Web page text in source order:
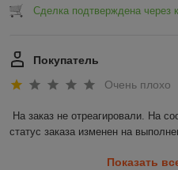
Сделка подтверждена через
Покупатель
Очень плохо
На заказ не отреагировали. На
статус заказа изменен на
Показать